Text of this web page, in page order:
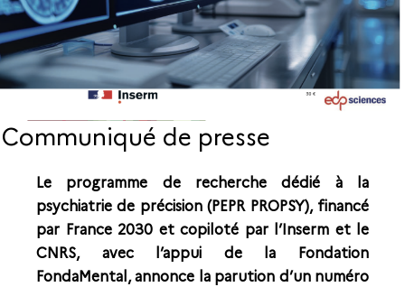
Communiqué de presse
Le programme de recherche dédié à la
psychiatrie de précision (PEPR PROPSY), financé
par France 2030 et copiloté par l’Inserm et le
CNRS, avec l’appui de la Fondation
FondaMental, annonce la parution d’un numéro